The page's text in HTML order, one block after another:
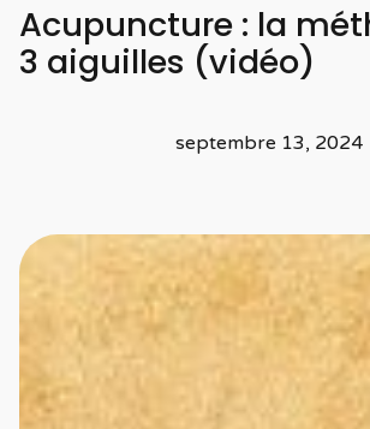
Acupuncture : la
3 aiguilles (vidéo)
septembre 13, 2024